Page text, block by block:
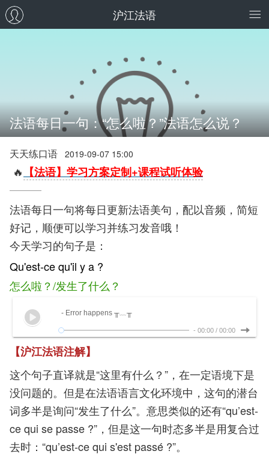
沪江法语
法语每日一句：“怎么啦？”法语怎么说？
天天练口语 2019-09-07 15:00
🔥 【法语】学习方案定制+课程试听体验
法语每日一句将每日更新法语美句，配以音频，简短
好记，顺便可以学习并练习发音哦！
今天学习的句子是：
Qu'est-ce qu'il y a ?
怎么啦？/发生了什么？
- Error happens ╥﹏╥
- 00:00 / 00:00
【沪江法语注解】
这个句子直译就是“这里有什么？”，在一定语境下是
没问题的。但是在法语语言文化环境中，这句的潜台
词多半是询问“发生了什么”。意思类似的还有“qu’est-
ce qui se passe ?”，但是这一句时态多半是用复合过
去时：“qu’est-ce qui s'est passé ?”。